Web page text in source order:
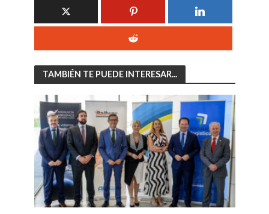
TAMBIÉN TE PUEDE INTERESAR...